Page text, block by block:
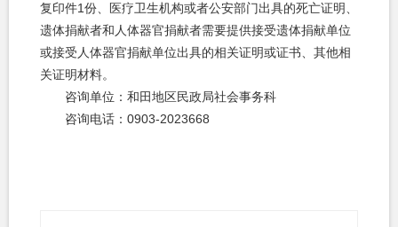
复印件1份、医疗卫生机构或者公安部门出具的死亡证明、
遗体捐献者和人体器官捐献者需要提供接受遗体捐献单位
或接受人体器官捐献单位出具的相关证明或证书、其他相
关证明材料。
咨询单位：和田地区民政局社会事务科
咨询电话：0903-2023668